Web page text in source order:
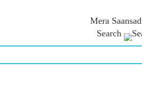
Mera Saansad
Search